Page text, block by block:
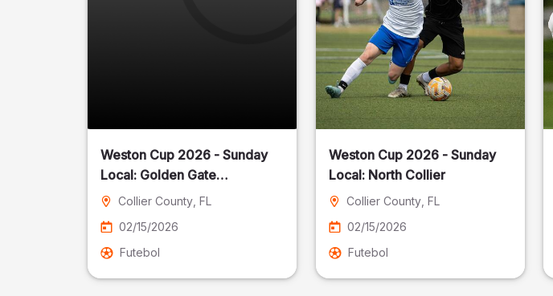
Weston Cup 2026 - Sunday
Local: Golden Gate
Community Park
Collier County , FL
02/15/2026
Futebol
Weston Cup 2026 - Sunday
Local: North Collier
Collier County, FL
02/15/2026
Futebol